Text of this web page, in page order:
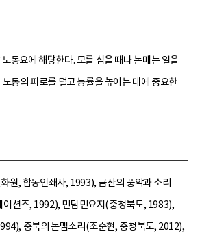
동요에 해당한다. 모를 심을 때나 논매는 일을
동의 피로를 덜고 능률을 높이는 데에 중요한
원, 합동인쇄사, 1993), 금산의 풍악과 소리
이션즈, 1992), 민담민요지(충청북도, 1983),
충북의 논맴소리(조순현, 충청북도, 2012),